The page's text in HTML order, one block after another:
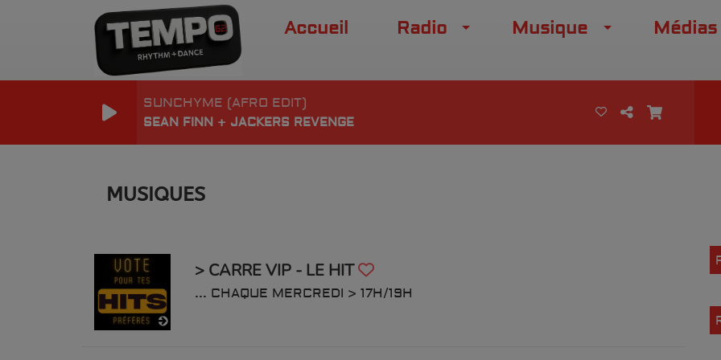
Accueil Radio Musique Médias
SUNCHYME (AFRO EDIT)
SEAN FINN + JACKERS REVENGE
MUSIQUES
> CARRE VIP - LE HIT
... CHAQUE MERCREDI > 17H/19H